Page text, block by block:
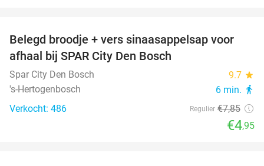
37%
Belegd broodje + vers sinaasappelsap voor
afhaal bij SPAR City Den Bosch
Spar City Den Bosch 9.7 star
's-Hertogenbosch 6 min. directions_walk
Verkocht: 486 Regulier €7,85
€4,95